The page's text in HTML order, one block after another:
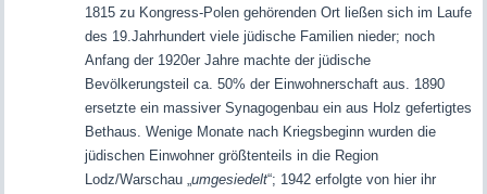
1815 zu Kongress-Polen gehörenden Ort ließen sich im Laufe
des 19.Jahrhundert viele jüdische Familien nieder; noch
Anfang der 1920er Jahre machte der jüdische
Bevölkerungsteil ca. 50% der Einwohnerschaft aus. 1890
ersetzte ein massiver Synagogenbau ein aus Holz gefertigtes
Bethaus. Wenige Monate nach Kriegsbeginn wurden die
jüdischen Einwohner größtenteils in die Region
Lodz/Warschau „umgesiedelt“; 1942 erfolgte von hier ihr